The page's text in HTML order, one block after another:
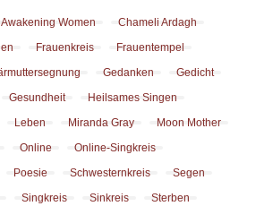
Awakening Women
Chameli Ardagh
Frauenkreis
Frauentempel
Gedanken
Gedicht
Gesundheit
Heilsames Singen
Leben Miranda Gray
Moon Mother
Online
Online-Singkreis
Poesie Schwesternkreis
Segen
Singkreis Sinkreis
Sterben